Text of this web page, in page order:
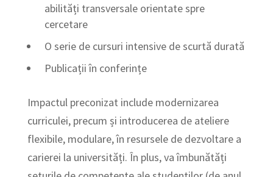
abilități transversale orientate spre
cercetare
O serie de cursuri intensive de scurtă durată
Publicații în conferințe
Impactul preconizat include modernizarea
curriculei, precum și introducerea de ateliere
flexibile, modulare, în resursele de dezvoltare a
carierei la universități. În plus, va îmbunătăți